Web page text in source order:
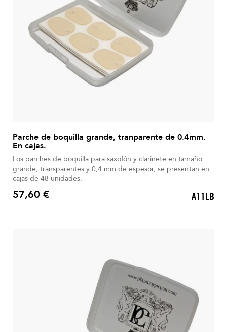
Parche de boquilla grande, tranparente de 0.4mm.
En cajas.
Los parches de boquilla para saxofón y clarinete en tamaño
grande, transparentes y 0,4 mm de espesor, se presentan en
cajas de 48 unidades.
Precio
57,60 € A11LB